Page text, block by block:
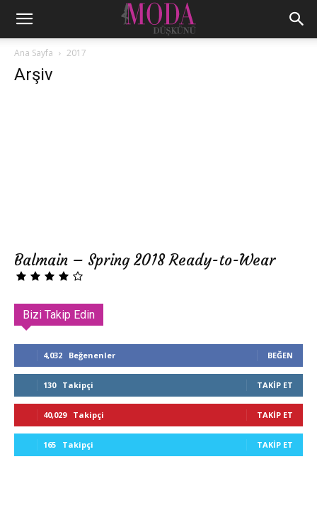
Ana Sayfa 2017
Arşiv
Balmain – Spring 2018 Ready-to-Wear
Bizi Takip Edin
4,032 Beğenenler BEĞEN
130 Takipçi TAKIP ET
40,029 Takipçi TAKIP ET
165 Takipçi TAKIP ET